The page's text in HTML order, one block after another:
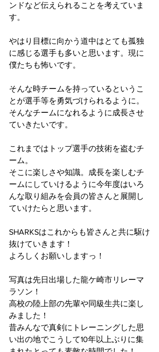
ンドなど伝えられることを考えていま
す。
やはり目標に向かう道中はとても孤独
に感じる選手も多いと思います。現に
僕たちも怖いです。
そんな時チームを持っているというこ
とが選手等を勇気づけられるように。
そんなチームになれるように成長させ
ていきたいです。
これまではトップ選手の技術を盗むチ
ーム。
そこに楽しさや知識。成長を楽しむチ
ームにしていけるように今年度はいろ
んな取り組みを会員の皆さんと展開し
ていけたらと思います。
SHARKSはこれからも皆さんと共に駆け
抜けていきます！
よろしくお願いしますっ！
写真は先日出場した龍ケ崎市リレーマ
ラソン！
高校の陸上部の先輩や同級生共に楽し
みました！
昔みんなで真剣にトレーニングした思
い出の地でこうして10年以上ぶりに集